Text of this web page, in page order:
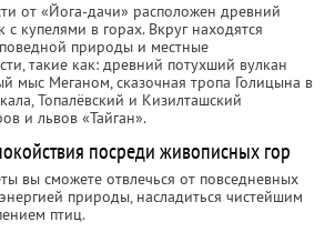
от «Йога-дачи» расположен древний
купелями в горах. Вкруг находятся
природы и местные
такие как: древний потухший вулкан
мыс Меганом, сказочная тропа Голицына в
Топалёвский и Кизилташский
и львов «Тайган».
посреди живописных гор
вы сможете отвлечься от повседневных
природы, насладиться чистейшим
птиц.